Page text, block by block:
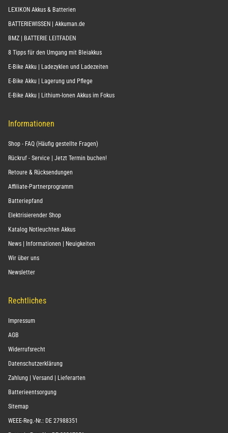
LEXIKON Akkus & Batterien
BATTERIEWISSEN | Akkuman.de
BMZ | BATTERIE LEITFADEN
8 Tipps für den Umgang mit Bleiakkus
E-Bike Akku | Ladezyklen und Ladezeiten
E-Bike Akku | Lagerung und Pflege
E-Bike Akku | Lithium-Ionen Akkus im Fokus
Informationen
Shop - FAQ (Häufig gestellte Fragen)
Rückruf - Service | Jetzt Termin buchen!
Retoure & Rücksendungen
Affiliate-Partnerprogramm
Batteriepfand
Elektrisierender Shop
Katalog Notleuchten Akkus
News | Informationen | Neuigkeiten
Wir über uns
Newsletter
Rechtliches
Impressum
AGB
Widerrufsrecht
Datenschutzerklärung
Zahlung | Versand | Lieferarten
Batterieentsorgung
Sitemap
WEEE-Reg.-Nr.: DE 27988351